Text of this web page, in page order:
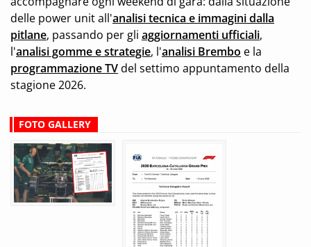
delle power unit all'analisi tecnica e immagini dalla
pitlane, passando per gli aggiornamenti ufficiali,
l'analisi gomme e strategie, l'analisi Brembo e la
programmazione TVdel settimo appuntamento della
stagione 2026.
FOTO GALLERY